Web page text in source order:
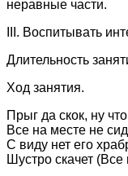
неравные части.
III. Воспитывать
Длительность
Ход занятия.
Прыг да скок, ну
Все на месте не
С виду нет его
Шустро скачет